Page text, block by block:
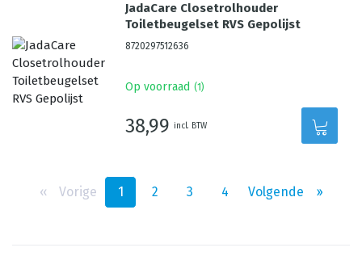
JadaCare Closetrolhouder
Toiletbeugelset RVS Gepolijst
8720297512636
Op voorraad (1 )
38,99 incl. BTW
‹‹ Vorige 1 2 3 4 Volgende ››